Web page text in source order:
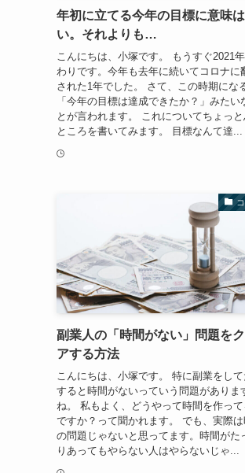
年初に立てる今年の目標に意味
い。それよりも…
こんにちは、小塚です。 もうすぐ2021
わりです。今年も去年に続いてコロナに
された1年でした。 さて、この時期にな
「今年の目標は達成できたか？」みたい
とが言われます。 これについてちょっと
ところを書いてみます。 目標なんて達...
副業人の「時間がない」問題をク
アする方法
こんにちは、小塚です。 特に副業をして
すると時間がないっていう問題がありま
ね。 私もよく、どうやって時間を作って
ですか？って聞かれます。 でも、実際は
の問題じゃないと思ってます。時間がた
りあってもやらない人はやらないじゃ...